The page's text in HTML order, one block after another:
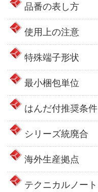
品番の表し方
使用上の注意
特殊端子形状
最小梱包単位
はんだ付推奨条件
シリーズ統廃合
海外生産拠点
テクニカルノート